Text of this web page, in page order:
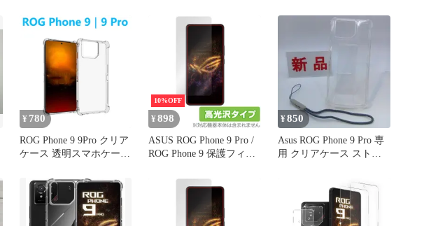
¥ 780
ROG Phone 9 9Pro クリア
ケース 透明スマホケース
ーフォン エアクッション
衝撃吸収 滑り止め TPU
保護カバー 指紋防止黄変
防止
10%OFF
¥ 898
ASUS ROG Phone 9 Pro /
ROG Phone 9 保護フィル
OverLay Brilliant for エイ
¥850
Asus ROG Phone 9 Pro 専
用 クリアケース ストラ